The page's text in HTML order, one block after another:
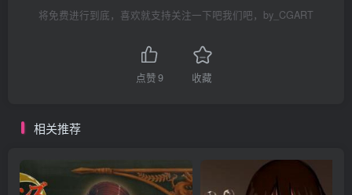
将免费进行到底，喜欢就支持关注一下吧我们吧，by_CGART
点赞9 收藏
相关推荐